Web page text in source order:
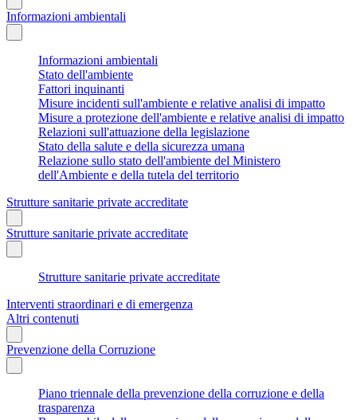
Informazioni ambientali
Informazioni ambientali
Stato dell'ambiente
Fattori inquinanti
Misure incidenti sull'ambiente e relative analisi di impatto
Misure a protezione dell'ambiente e relative analisi di impatto
Relazioni sull'attuazione della legislazione
Stato della salute e della sicurezza umana
Relazione sullo stato dell'ambiente del Ministero
dell'Ambiente e della tutela del territorio
Strutture sanitarie private accreditate
Strutture sanitarie private accreditate
Strutture sanitarie private accreditate
Interventi straordinari e di emergenza
Altri contenuti
Prevenzione della Corruzione
Piano triennale della prevenzione della corruzione e della
trasparenza